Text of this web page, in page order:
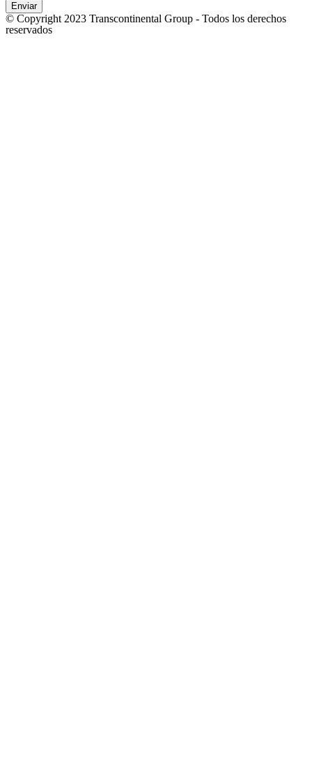
Enviar
© Copyright 2023 Transcontinental Group - Todos los derechos
reservados